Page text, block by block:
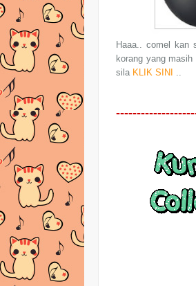
Haaa.. comel kan
korang yang
sila KLIK SINI